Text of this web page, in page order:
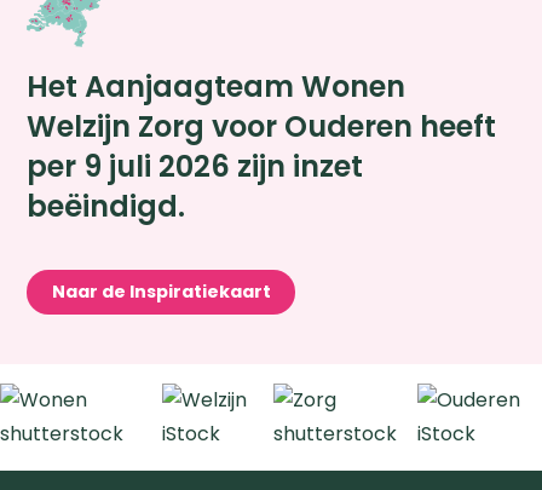
Het Aanjaagteam Wonen
Welzijn Zorg voor Ouderen heeft
per 9 juli 2026 zijn inzet
beëindigd.
Naar de Inspiratiekaart